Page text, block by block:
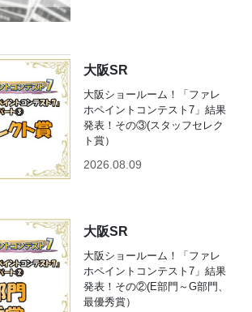
大阪SR
大阪ショールーム！「ファレ
ホペイントコンテスト7」結果
発表！その③(スタッフセレク
ト賞）
2026.08.09
大阪SR
大阪ショールーム！「ファレ
ホペイントコンテスト7」結果
発表！その②(E部門～G部門、
最優秀賞）